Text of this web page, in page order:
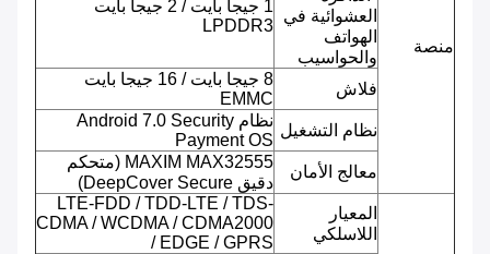
منصة
العشوائية في
الهواتف
والحواسيب
1 جيجا بايت / 2 جيجا بايت
LPDDR3
فلاش
8 جيجا بايت / 16 جيجا بايت
EMMC
نظام التشغيل
نظام Android 7.0 Security
Payment OS
معالج الأمان
MAXIM MAX32555 (متحكم
دقيق DeepCover Secure)
المعيار
اللاسلكي
LTE-FDD / TDD-LTE / TDS-
CDMA / WCDMA / CDMA2000
/ EDGE / GPRS